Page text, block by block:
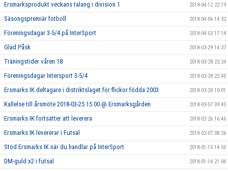
Ersmarksprodukt veckans talang i division 1 2018-04-12 22:19
Säsongspremiär fotboll 2018-04-06 14:32
Föreningsdagar 3-5/4 på InterSport 2018-04-03 17:14
Glad Påsk 2018-03-29 14:37
Träningstider våren 18 2018-03-28 23:24
Föreningsdagar Intersport 3-5/4 2018-03-28 22:45
Ersmarks IK deltagare i distriktslaget för flickor födda 2003 2018-03-20 10:01
Kallelse till årsmöte 2018-03-25 15.00 @ Ersmarksgården 2018-03-07 09:45
Ersmarks IK fortsätter att leverera 2018-02-26 16:46
Ersmarks IK levererar i Futsal 2018-02-07 08:26
Stöd Ersmarks IK när du handlar på InterSport 2018-01-15 14:50
DM-guld x2 i futsal 2018-01-14 21:04